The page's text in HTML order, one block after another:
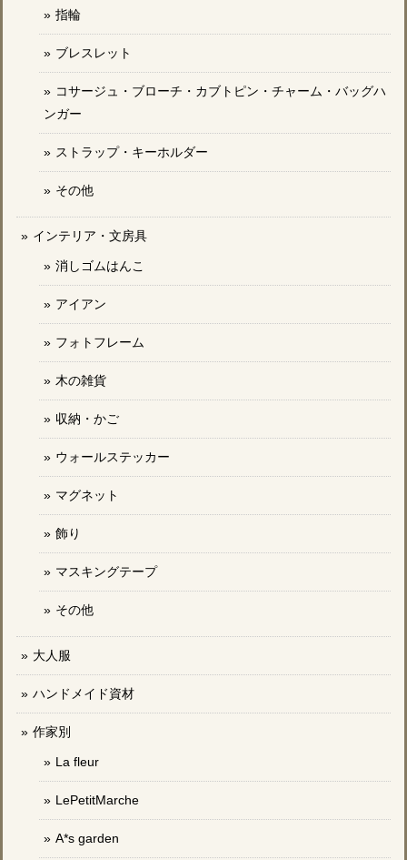
指輪
ブレスレット
コサージュ・ブローチ・カブトピン・チャーム・バッグハ
ンガー
ストラップ・キーホルダー
その他
インテリア・文房具
消しゴムはんこ
アイアン
フォトフレーム
木の雑貨
収納・かご
ウォールステッカー
マグネット
飾り
マスキングテープ
その他
大人服
ハンドメイド資材
作家別
La fleur
LePetitMarche
A*s garden